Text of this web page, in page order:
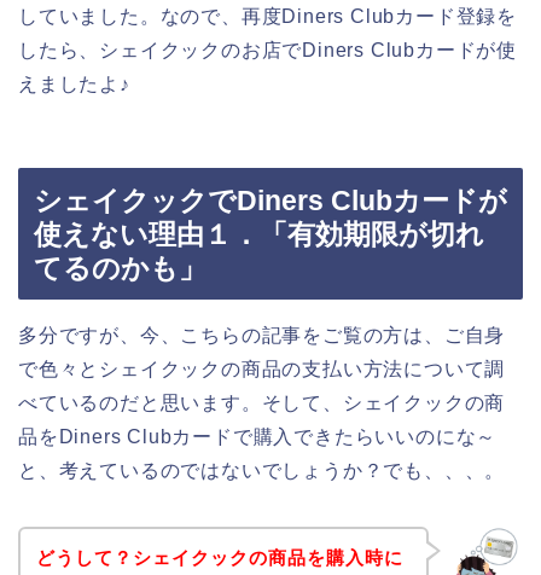
していました。なので、再度Diners Clubカード登録を
したら、シェイクックのお店でDiners Clubカードが使
えましたよ♪
シェイクックでDiners Clubカードが
使えない理由１．「有効期限が切れ
てるのかも」
多分ですが、今、こちらの記事をご覧の方は、ご自身
で色々とシェイクックの商品の支払い方法について調
べているのだと思います。そして、シェイクックの商
品をDiners Clubカードで購入できたらいいのにな～
と、考えているのではないでしょうか？でも、、、。
どうして？シェイクックの商品を購入時に